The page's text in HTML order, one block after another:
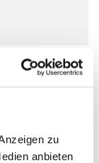
zu
anbieten